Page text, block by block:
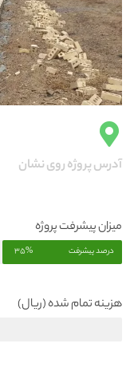
آدرس پروژه روی نشان
میزان پیشرفت پروژه
درصد پیشرفت 35%
هزینه تمام شده (ریال)